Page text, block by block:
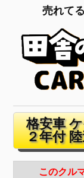
売れて
格安車
２年付
このクル